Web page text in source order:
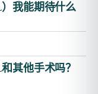
我能期待什么
其他手术吗？